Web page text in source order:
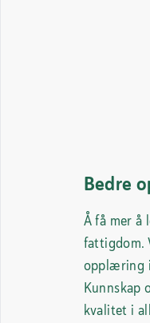
Bedre
Å få mer å
fattigdom.
opplæring
Kunnskap
kvalitet i